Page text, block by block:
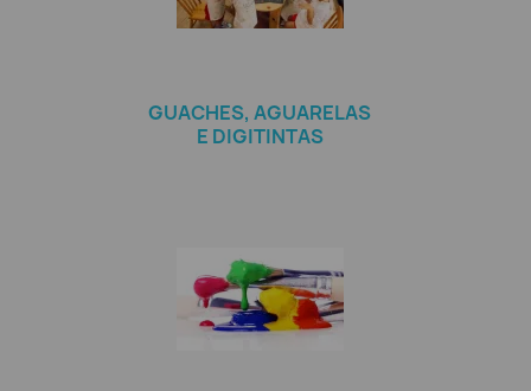
GUACHES, AGUARELAS
E DIGITINTAS